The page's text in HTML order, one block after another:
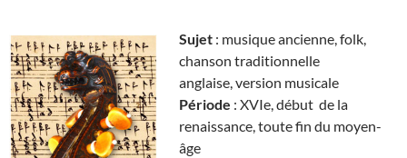
Sujet : musique ancienne, folk,
chanson traditionnelle
anglaise, version musicale
Période : XVIe, début de la
renaissance, toute fin du moyen-
âge